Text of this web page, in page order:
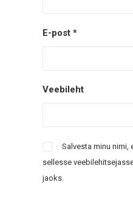
E-post *
Veebileht
Salvesta minu nimi,
sellesse
jaoks.